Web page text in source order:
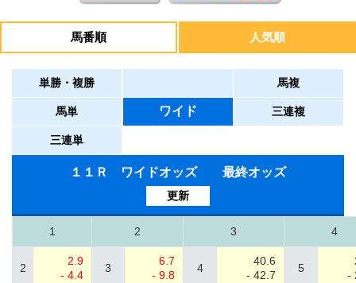
馬番順 人気順
単勝・複勝 馬複
馬単 ワイド 三連複
三連単
１１Ｒ ワイドオッズ 最終オッズ
更新
1 2 3 4
2
2.9
- 4.4
3
6.7
- 9.8
4
40.6
- 42.7
5
-